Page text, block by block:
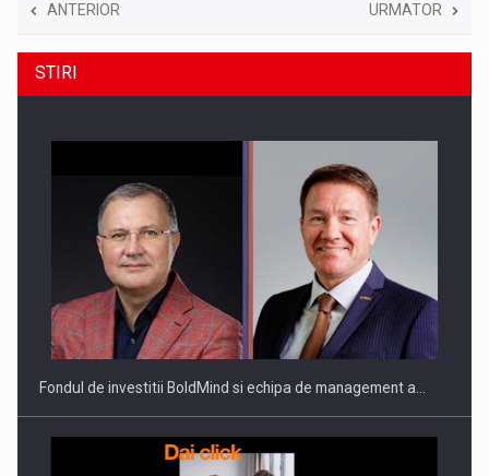
ANTERIOR URMATOR
STIRI
Fondul de investitii BoldMind si echipa de management a…